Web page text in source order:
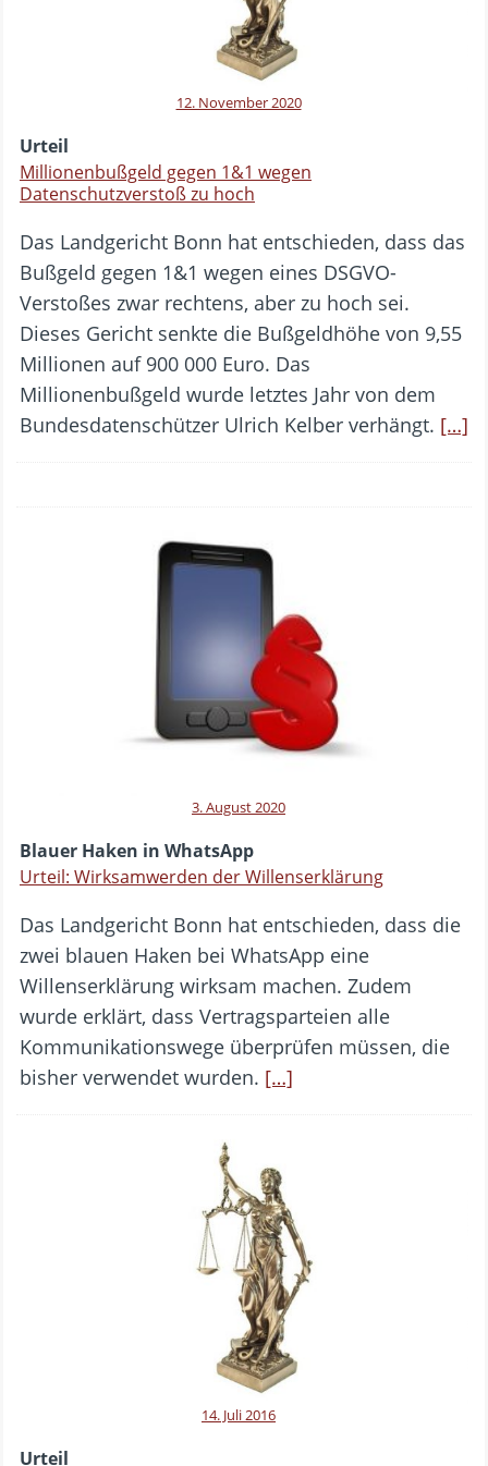
12. November 2020
Urteil
Millionenbußgeld gegen 1&1 wegen
Datenschutzverstoß zu hoch
Das Landgericht Bonn hat entschieden, dass das
Bußgeld gegen 1&1 wegen eines DSGVO-
Verstoßes zwar rechtens, aber zu hoch sei.
Dieses Gericht senkte die Bußgeldhöhe von 9,55
Millionen auf 900 000 Euro. Das
Millionenbußgeld wurde letztes Jahr von dem
Bundesdatenschützer Ulrich Kelber verhängt. […]
3. August 2020
Blauer Haken in WhatsApp
Urteil: Wirksamwerden der Willenserklärung
Das Landgericht Bonn hat entschieden, dass die
zwei blauen Haken bei WhatsApp eine
Willenserklärung wirksam machen. Zudem
wurde erklärt, dass Vertragsparteien alle
Kommunikationswege überprüfen müssen, die
bisher verwendet wurden. […]
14. Juli 2016
Urteil